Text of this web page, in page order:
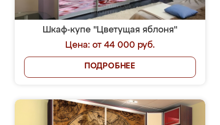
Шкаф-купе "Цветущая яблоня"
Цена: от 44 000 руб.
ПОДРОБНЕЕ